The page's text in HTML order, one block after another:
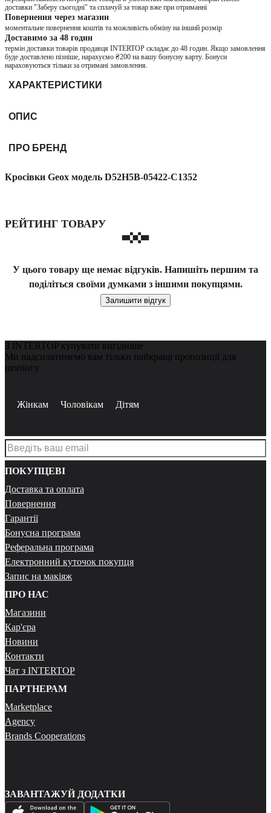
доставки "Заберу сьогодні" та сплачуй за товар вже при отриманні
Повернення через магазин
моментальне повернення коштів та можливість обміну на інший розмір
Доставимо за 48 годин
термін доставки товарів продавця INTERTOP складає до 48 годин. Якщо замовлення
буде доставлено пізніше, нарахуємо ₴200 на вашу бонусну карту. Бонуси
нараховуються тільки за отримані замовлення.
ХАРАКТЕРИСТИКИ
ОПИС
ПРО БРЕНД
Кросівки Geox модель D52H5B-05422-C1352
РЕЙТИНГ ТОВАРУ
У цього товару ще немає відгуків. Напишіть першим та
поділіться своїми думками з іншими покупцями.
Залишити відгук
З INTERTOP купувати вигідніше
Ми надсилатимемо вам тільки найкращі пропозиції для
шопінгу
Жінкам Чоловікам Дітям
ПОКУПЦЕВІ
Доставка та оплата
Повернення
Гарантії
Бонусна програма
Реферальна програма
Електронний куточок покупця
Запис на макіяж
ПРО НАС
Магазини
Кар'єра
Новини
Контакти
Чат з INTERTOP
ПАРТНЕРАМ
Marketplace
Agency
Brands Cooperations
ЗАВАНТАЖУЙ ДОДАТКИ